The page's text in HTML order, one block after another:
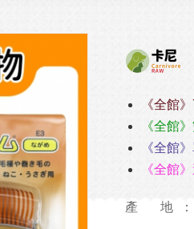
《全館
《全館
《全館
《全館
產 地